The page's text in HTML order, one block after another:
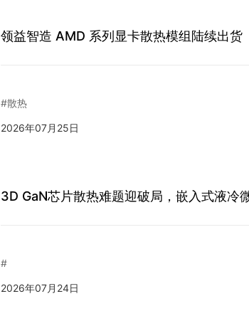
领益智造 AMD 系列显卡散热模组陆续出货
#散热
2026年07月25日
3D GaN芯片散热难题迎破局，嵌入式液
#
2026年07月24日